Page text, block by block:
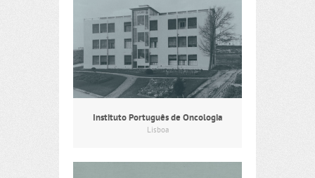
Instituto Português de Oncologia
Lisboa